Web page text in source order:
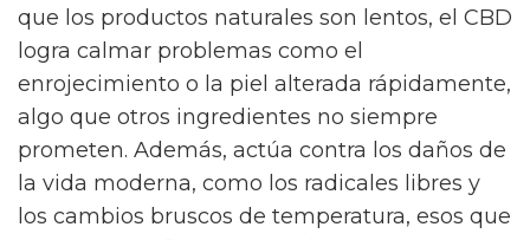
que los productos naturales son lentos, el CBD
logra calmar problemas como el
enrojecimiento o la piel alterada rápidamente,
algo que otros ingredientes no siempre
prometen. Además, actúa contra los daños de
la vida moderna, como los radicales libres y
los cambios bruscos de temperatura, esos que